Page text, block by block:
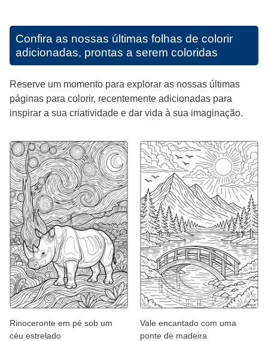
Confira as nossas últimas folhas de colorir
adicionadas, prontas a serem coloridas
Reserve um momento para explorar as nossas últimas
páginas para colorir, recentemente adicionadas para
inspirar a sua criatividade e dar vida à sua imaginação.
Rinoceronte em pé sob um
céu estrelado
Vale encantado com uma
ponte de madeira